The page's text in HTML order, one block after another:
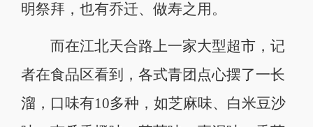
明祭拜，也有乔迁、做寿之用。
而在江北天合路上一家大型超市，记
者在食品区看到，各式青团点心摆了一长
溜，口味有10多种，如芝麻味、白米豆沙